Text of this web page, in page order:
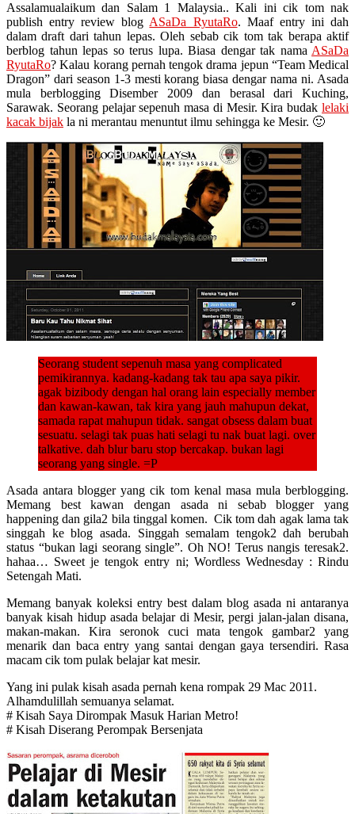
Assalamualaikum dan Salam 1 Malaysia.. Kali ini cik tom nak
publish entry review blog ASaDa RyutaRo. Maaf entry ini dah
dalam draft dari tahun lepas. Oleh sebab cik tom tak berapa aktif
berblog tahun lepas so terus lupa. Biasa dengar tak nama ASaDa
RyutaRo? Kalau korang pernah tengok drama jepun “Team Medical
Dragon” dari season 1-3 mesti korang biasa dengar nama ni. Asada
mula berblogging Disember 2009 dan berasal dari Kuching,
Sarawak. Seorang pelajar sepenuh masa di Mesir. Kira budak lelaki
kacak bijak la ni merantau menuntut ilmu sehingga ke Mesir. 🙂
Seorang student sepenuh masa yang complicated
pemikirannya. kadang-kadang tak tau apa saya pikir.
agak bizibody dengan hal orang lain especially member
dan kawan-kawan, tak kira yang jauh mahupun dekat,
samada rapat mahupun tidak. sangat obsess dalam buat
sesuatu. selagi tak puas hati selagi tu nak buat lagi. over
talkative. dah blur baru stop bercakap. bukan lagi
seorang yang single. =P
Asada antara blogger yang cik tom kenal masa mula berblogging.
Memang best kawan dengan asada ni sebab blogger yang
happening dan gila2 bila tinggal komen. Cik tom dah agak lama tak
singgah ke blog asada. Singgah semalam tengok2 dah berubah
status “bukan lagi seorang single”. Oh NO! Terus nangis teresak2.
hahaa… Sweet je tengok entry ni; Wordless Wednesday : Rindu
Setengah Mati.
Memang banyak koleksi entry best dalam blog asada ni antaranya
banyak kisah hidup asada belajar di Mesir, pergi jalan-jalan disana,
makan-makan. Kira seronok cuci mata tengok gambar2 yang
menarik dan baca entry yang santai dengan gaya tersendiri. Rasa
macam cik tom pulak belajar kat mesir.
Yang ini pulak kisah asada pernah kena rompak 29 Mac 2011.
Alhamdulillah semuanya selamat.
# Kisah Saya Dirompak Masuk Harian Metro!
# Kisah Diserang Perompak Bersenjata